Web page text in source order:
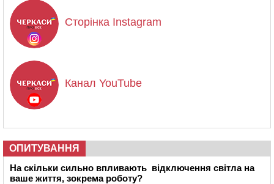
Сторінка Instagram
Канал YouTube
ОПИТУВАННЯ
На скільки сильно впливають відключення світла на
ваше життя, зокрема роботу?